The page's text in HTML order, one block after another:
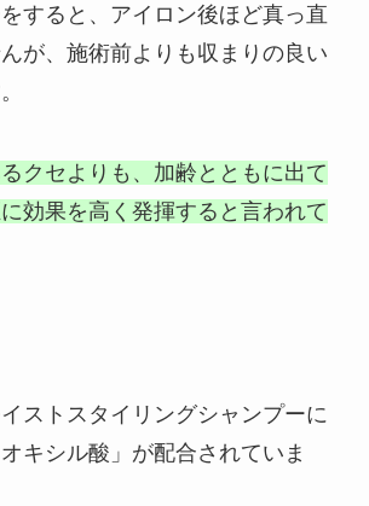
すると、アイロン後ほど真っ直
が、施術前よりも収まりの良い
クセよりも、加齢とともに出て
効果を高く発揮すると言われて
ストスタイリングシャンプーに
キシル酸」が配合されていま